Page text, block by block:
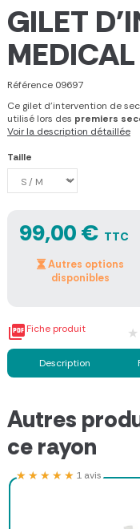
GILET
Référence 09697
Ce gilet d'intervention de
utilisé lors des premiers
Voir la description détaillée
Taille
99,00 € TTC
Autres options
disponibles
Fiche produit
Description
Autres
ce rayon
★★★★★
★★★★★ 1 avis